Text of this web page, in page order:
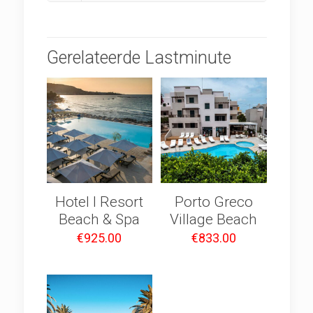
Gerelateerde Lastminute
Hotel I Resort
Beach & Spa
€925.00
Porto Greco
Village Beach
€833.00